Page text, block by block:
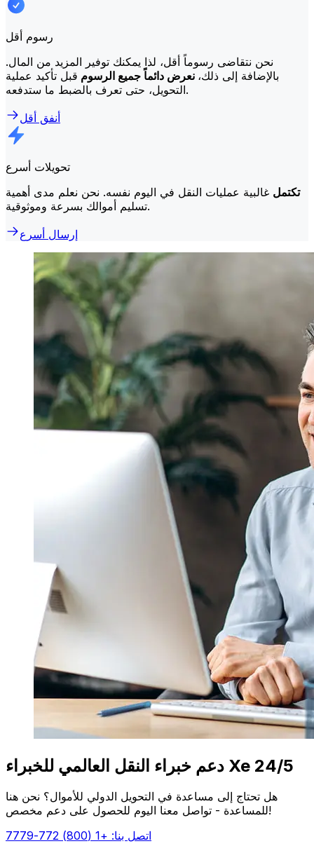
رسوم أقل
نحن نتقاضى رسوماً أقل، لذا يمكنك توفير المزيد من المال.
بالإضافة إلى ذلك، نعرض دائماً جميع الرسوم قبل تأكيد عملية
التحويل، حتى تعرف بالضبط ما ستدفعه.
أنفق أقل
تحويلات أسرع
تكتمل غالبية عمليات النقل في اليوم نفسه. نحن نعلم مدى أهمية
تسليم أموالك بسرعة وموثوقية.
إرسال أسرع
دعم خبراء النقل العالمي للخبراء Xe 24/5
هل تحتاج إلى مساعدة في التحويل الدولي للأموال؟ نحن هنا
للمساعدة - تواصل معنا اليوم للحصول على دعم مخصص!
اتصل بنا: +1 (800) 772-7779